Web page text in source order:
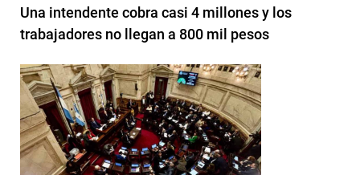
Una intendente cobra casi 4 millones y los
trabajadores no llegan a 800 mil pesos